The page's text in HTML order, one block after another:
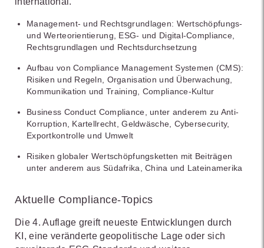
Management- und Rechtsgrundlagen: Wertschöpfungs-
und Werteorientierung, ESG- und Digital-Compliance,
Rechtsgrundlagen und Rechtsdurchsetzung
Aufbau von Compliance Management Systemen (CMS):
Risiken und Regeln, Organisation und Überwachung,
Kommunikation und Training, Compliance-Kultur
Business Conduct Compliance, unter anderem zu Anti-
Korruption, Kartellrecht, Geldwäsche, Cybersecurity,
Exportkontrolle und Umwelt
Risiken globaler Wertschöpfungsketten mit Beiträgen
unter anderem aus Südafrika, China und Lateinamerika
Aktuelle Compliance-Topics
Die 4. Auflage greift neueste Entwicklungen durch
KI, eine veränderte geopolitische Lage oder sich